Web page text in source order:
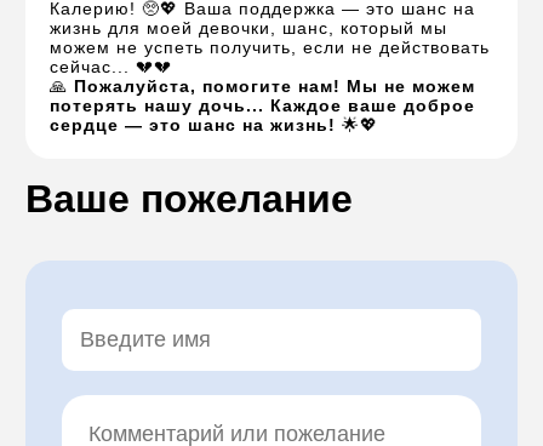
Калерию! 🥺💖 Ваша поддержка — это шанс на
жизнь для моей девочки, шанс, который мы
можем не успеть получить, если не действовать
сейчас... 💔💔
🙏 Пожалуйста, помогите нам! Мы не можем
потерять нашу дочь... Каждое ваше доброе
сердце — это шанс на жизнь! 🌟💖
Ваше пожелание